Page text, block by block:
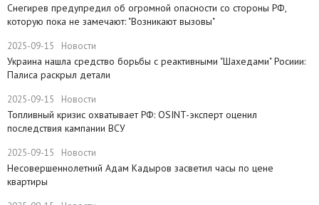
Снегирев предупредил об огромной опасности со стороны РФ,
которую пока не замечают: "Возникают вызовы"
2025-09-15 Новости
​Украина нашла средство борьбы с реактивными "Шахедами" Росиии:
Палиса раскрыл детали
2025-09-15 Новости
​Топливный кризис охватывает РФ: OSINT-эксперт оценил
последствия кампании ВСУ
2025-09-15 Новости
Несовершеннолетний Адам Кадыров засветил часы по цене
квартиры